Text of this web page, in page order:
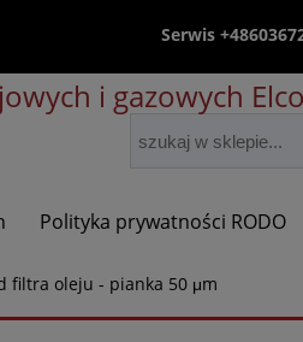
Serwis
i gazowych
Polityka prywatności RODO
filtra oleju - pianka 50 μm